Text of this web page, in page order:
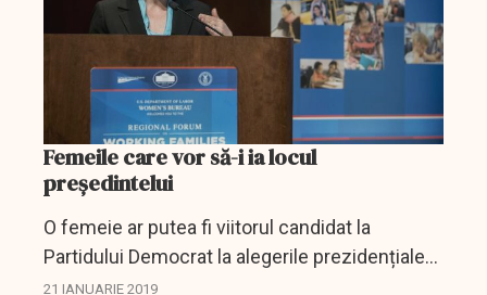
Femeile care vor să-i ia locul
preşedintelui
O femeie ar putea fi viitorul candidat la
Partidului Democrat la alegerile prezidențiale
din Statele Unite din 2020. Până acum,
21 IANUARIE 2019